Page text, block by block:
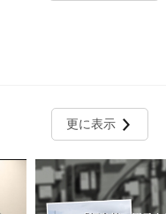
更に表示